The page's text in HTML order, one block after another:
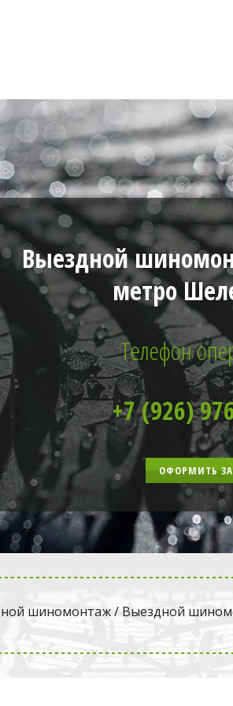
Выездной
метро
Телефон
+7 (926)
ОФОРМИТЬ
шиномонтаж / Выездной